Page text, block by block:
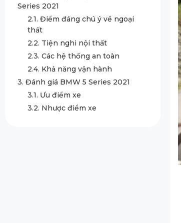
Series 2021
2.1. Điểm đáng chú ý về ngoại
thất
2.2. Tiện nghi nội thất
2.3. Các hệ thống an toàn
2.4. Khả năng vận hành
3. Đánh giá BMW 5 Series 2021
3.1. Ưu điểm xe
3.2. Nhược điểm xe